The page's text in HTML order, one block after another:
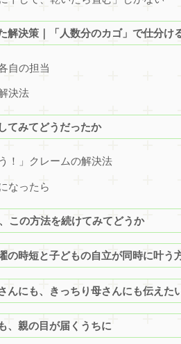
解決策｜「人数分のカゴ」で仕分け
自の担当
決法
てみてどうだったか
！」クレームの解決法
なったら
この方法を続けてみてどうか
の時短と子どもの自立が同時に叶う
んにも、きっちり母さんにも伝えた
、親の目が届くうちに